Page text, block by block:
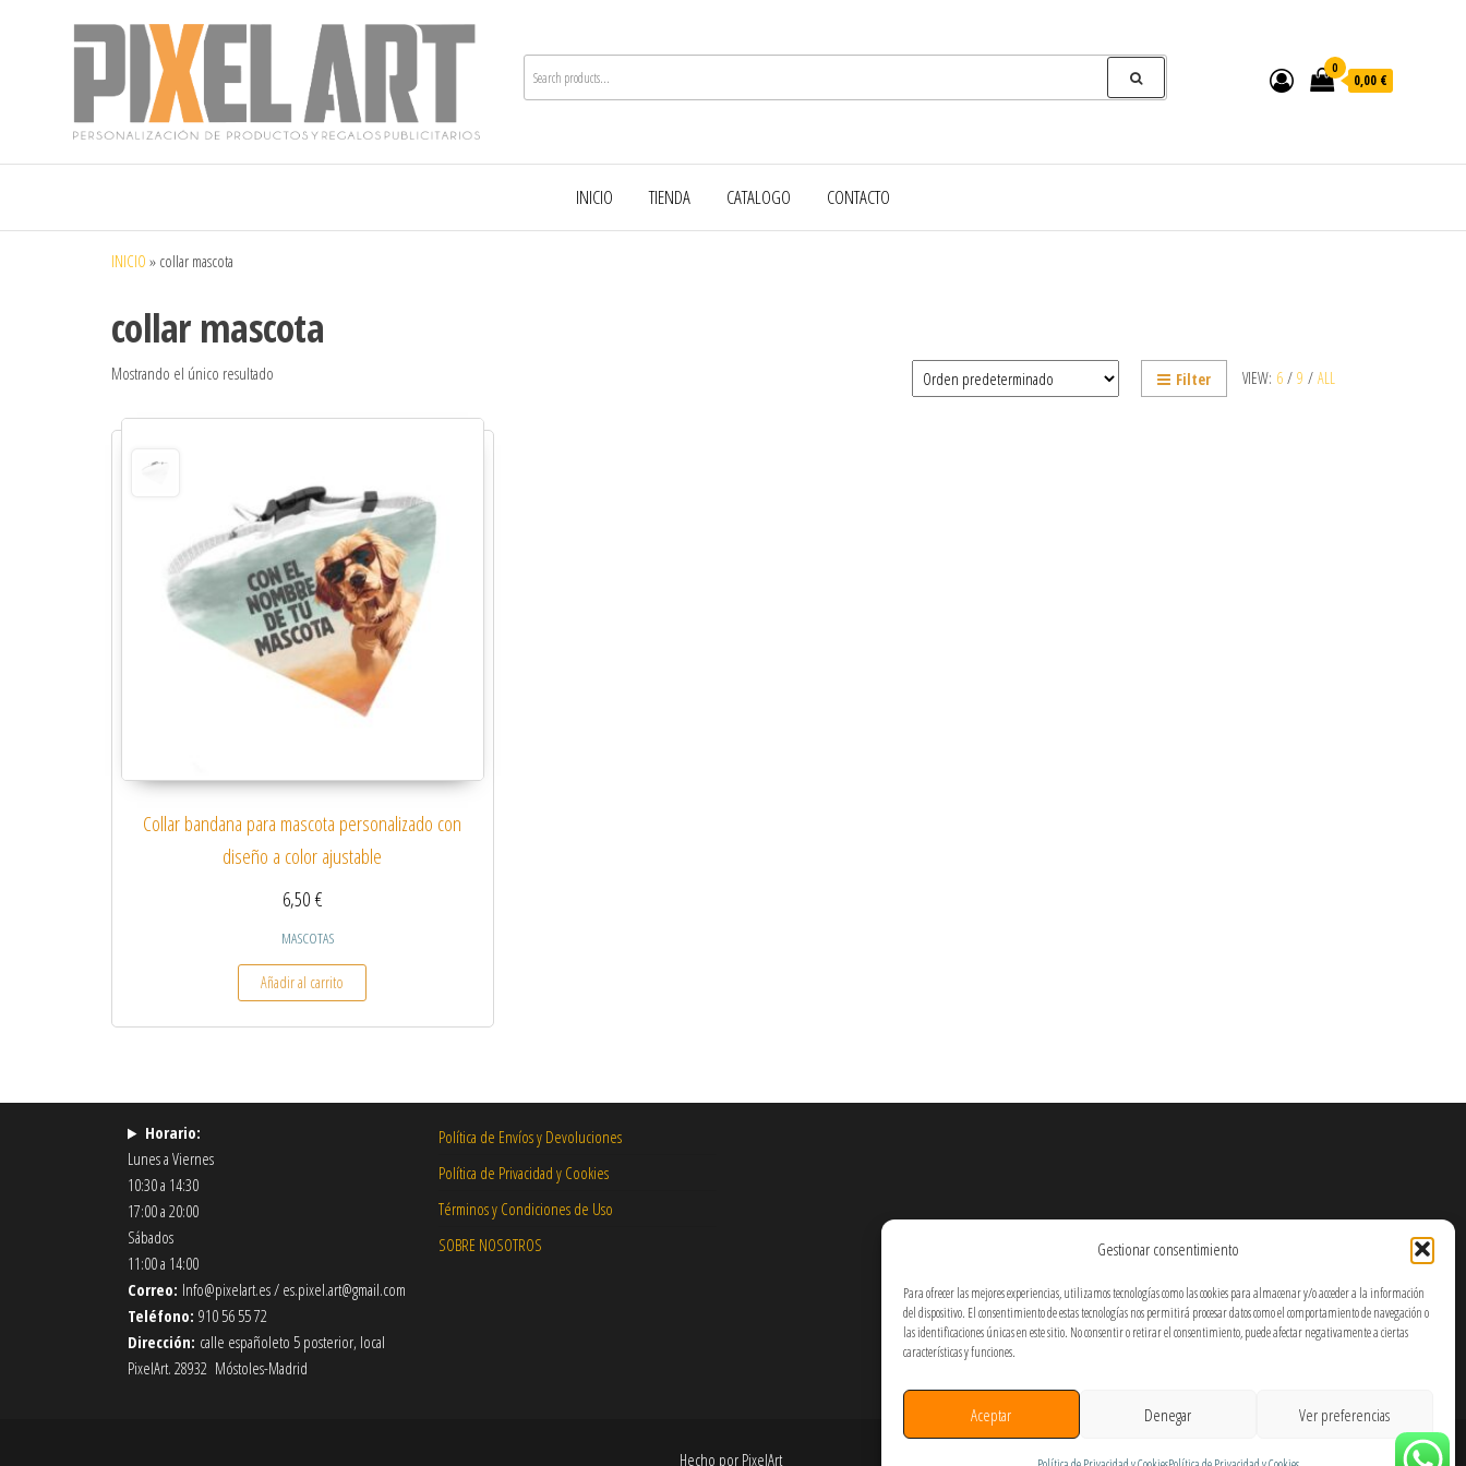
Gestionar consentimiento
Para ofrecer las mejores experiencias, utilizamos tecnologías como las cookies para almacenar y/o acceder a la información
del dispositivo. El consentimiento de estas tecnologías nos permitirá procesar datos como el comportamiento de navegación o
las identificaciones únicas en este sitio. No consentir o retirar el consentimiento, puede afectar negativamente a ciertas
características y funciones.
Aceptar Denegar Ver preferencias
Pixelart
en móstoles
0
0,00 €
INICIO TIENDA CATALOGO CONTACTO
INICIO » collar mascota
collar mascota
VIEW: 6 / 9 / ALL
Filter
Mostrando el único resultado
Collar bandana para mascota personalizado con
diseño a color ajustable
6,50€
MASCOTAS
Añadir al carrito
Horario:
Lunes a Viernes
10:30 a 14:30
17:00 a 20:00
Sábados
11:00 a 14:00
Correo: Info@pixelart.es / es.pixel.art@gmail.com
Teléfono: 910 56 55 72
Dirección: calle españoleto 5 posterior, local
PixelArt. 28932 Móstoles-Madrid
Política de Envíos y Devoluciones
Política de Privacidad y Cookies
Términos y Condiciones de Uso
SOBRE NOSOTROS
Hecho por PixelArt